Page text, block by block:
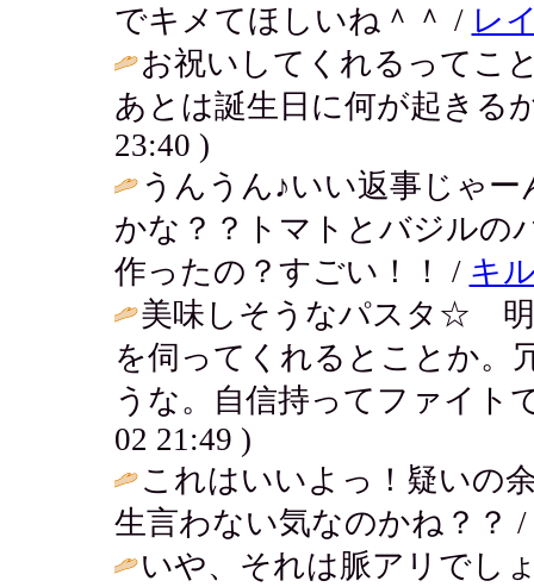
でキメてほしいね＾＾ / レ
お祝いしてくれるってこ
あとは誕生日に何が起きる
23:40 )
うんうん♪いい返事じゃ
かな？？トマトとバジルの
作ったの？すごい！！ / キ
美味しそうなパスタ☆ 明
を伺ってくれるとことか。
うな。自信持ってファイト
02 21:49 )
これはいいよっ！疑いの
生言わない気なのかね？？ /
いや、それは脈アリでし